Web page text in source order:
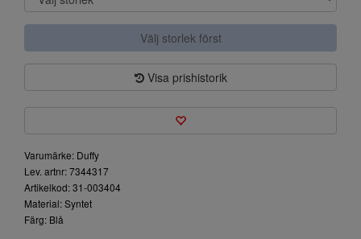
Välj storlek först
Visa prishistorik
Varumärke: Duffy
Lev. artnr: 7344317
Artikelkod: 31-003404
Material: Syntet
Färg: Blå